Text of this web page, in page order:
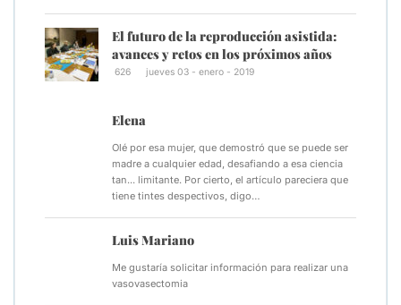
El futuro de la reproducción asistida:
avances y retos en los próximos años
626 jueves 03 - enero - 2019
Elena
Olé por esa mujer, que demostró que se puede ser
madre a cualquier edad, desafiando a esa ciencia
tan... limitante. Por cierto, el artículo pareciera que
tiene tintes despectivos, digo…
Luis Mariano
Me gustaría solicitar información para realizar una
vasovasectomia